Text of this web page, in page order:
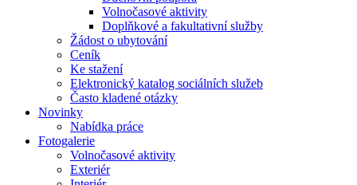
Volnočasové aktivity
Doplňkové a fakultativní služby
Žádost o ubytování
Ceník
Ke stažení
Elektronický katalog sociálních služeb
Často kladené otázky
Novinky
Nabídka práce
Fotogalerie
Volnočasové aktivity
Exteriér